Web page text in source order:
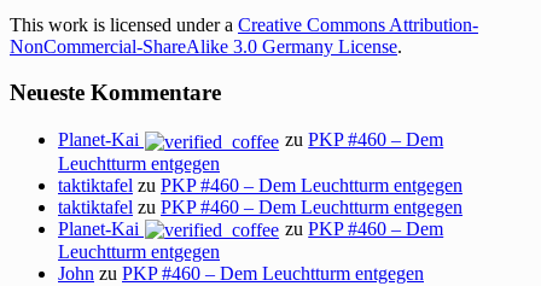
This work is licensed under a Creative Commons Attribution-
NonCommercial-ShareAlike 3.0 Germany License.
Neueste Kommentare
Planet-Kai zuPKP #460 – Dem
Leuchtturm entgegen
taktiktafel zu PKP #460 – Dem Leuchtturm entgegen
taktiktafel zu PKP #460 – Dem Leuchtturm entgegen
Planet-Kai
zuPKP #460 – Dem
Leuchtturm entgegen
John zu PKP #460 – Dem Leuchtturm entgegen